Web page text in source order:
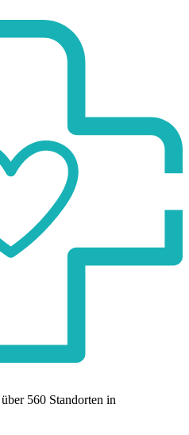
560 Standorten in